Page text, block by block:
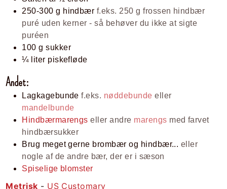
250-300 g hindbær f.eks. 250 g frossen hindbær
puré uden kerner - så behøver du ikke at sigte
puréen
100 g sukker
¼
liter piskefløde
Andet:
Lagkagebunde f.eks. nøddebundeeller
mandelbunde
Hindbærmarengseller andre marengs med farvet
hindbærsukker
Brug meget gerne brombær og hindbær... eller
nogle af de andre bær, der er i sæson
Spiselige blomster
Metrisk - US Customary